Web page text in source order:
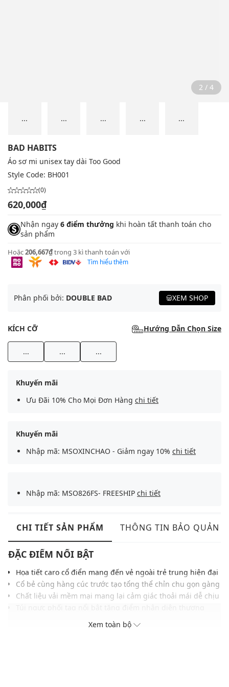
2 / 4
... ... ... ... ...
BAD HABITS
Áo sơ mi unisex tay dài Too Good
Style Code: BH001
(0)
620,000₫
Nhận ngay 6 điểm thưởng khi hoàn tất thanh toán cho
sản phẩm
Hoặc206,667₫trong 3 kì thanh toán với
Tìm hiểu thêm
Phân phối bởi: DOUBLE BAD XEM SHOP
KÍCH CỠ Hướng Dẫn Chọn Size
... ... ...
Khuyến mãi
Ưu Đãi 10% Cho Mọi Đơn Hàng chi tiết
Khuyến mãi
Nhập mã: MSOXINCHAO - Giảm ngay 10% chi tiết
Nhập mã: MSO826FS- FREESHIP chi tiết
CHI TIẾT SẢN PHẨM THÔNG TIN BẢO QUẢN
ĐẶC ĐIỂM NỔI BẬT
Họa tiết caro cổ điển mang đến vẻ ngoài trẻ trung hiện đại
Cổ bẻ cùng hàng cúc trước tạo tổng thể chỉn chu gọn gàng
Chất liệu vải mềm mại mang lại cảm giác thoải mái dễ chịu
Tay dài bo măng sét hoàn thiện phom áo gọn gàng đẹp
Xem toàn bộ